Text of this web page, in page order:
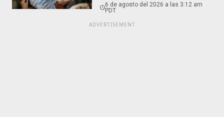
6 de agosto del 2026 a las 3:12 am
PDT